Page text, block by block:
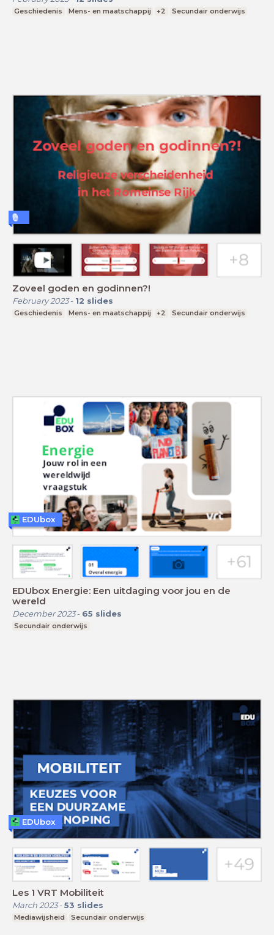
Geschiedenis Mens- en maatschappij +2 Secundair onderwijs
Zoveel goden en godinnen?!
February 2023- 12 slides
Geschiedenis Mens- en maatschappij +2 Secundair onderwijs
EDUbox Energie: Een uitdaging voor jou en de
wereld
December 2023- 65 slides
Secundair onderwijs
EDUbox
Les 1 VRT Mobiliteit
March 2023- 53 slides
Mediawijsheid Secundair onderwijs
EDUbox